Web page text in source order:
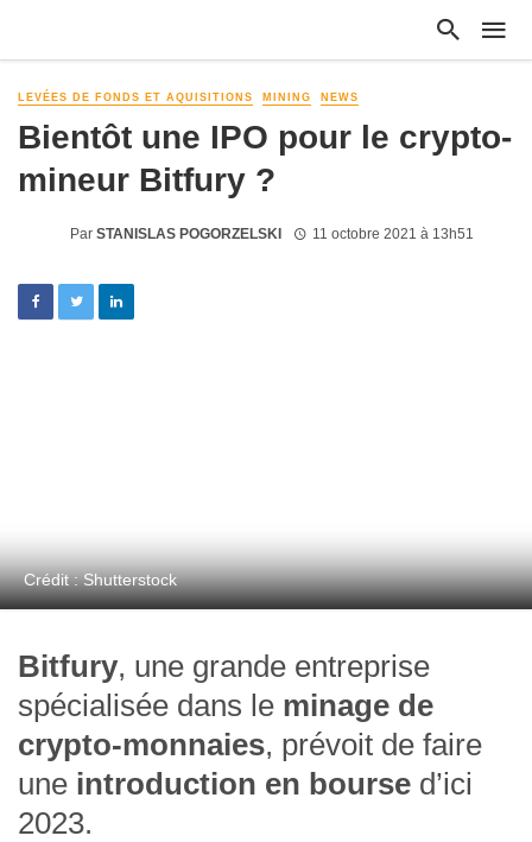
LEVÉES DE FONDS ET AQUISITIONS MINING NEWS
Bientôt une IPO pour le crypto-
mineur Bitfury ?
Par STANISLAS POGORZELSKI 11 octobre 2021 à 13h51
Crédit : Shutterstock
Bitfury, une grande entreprise
spécialisée dans le minage de
crypto-monnaies, prévoit de faire
une introduction en bourse d’ici
2023.